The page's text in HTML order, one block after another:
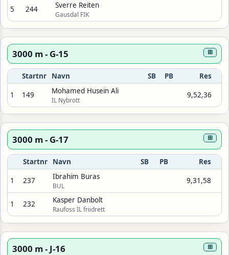
5 244 Sverre Reiten
Gausdal FIK
3000 m - G-15 ⊞
Startnr Navn SB PB Res
1 149 Mohamed Husein Ali
IL Nybrott
9,52,36
3000 m - G-17 ⊞
Startnr Navn SB PB Res
1 237 Ibrahim Buras
BUL
9,31,58
1 232 Kasper Danbolt
Raufoss IL friidrett
3000 m - J-16 ⊞